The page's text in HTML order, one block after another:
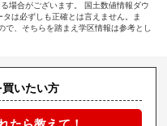
場合がございます。 国土数値情報ダウ
は必ずしも正確とは言えません。ま
、そちらを踏まえ学区情報は参考とし
いたい方